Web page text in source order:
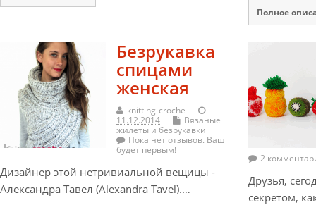
Полное
Безрукавка
спицами
женская
knitting-croche
11.12.2014
Вязаные
жилеты и безрукавки
Пока нет отзывов. Ваш
будет первым!
Дизайнер этой нетривиальной вещицы -
Александра Тавел (Alexandra Tavel).…
2
Друзья,
секретом,